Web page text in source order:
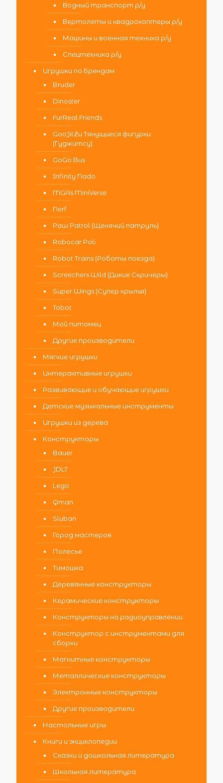
Водный транспорт р/у
Вертолеты и квадрокоптеры р/у
Машины и военная техника р/у
Спецтехника р/у
Игрушки по Брендам
Bruder
Dinoster
FurReal Friends
GooJitZu Тянущиеся фигурки
(Гуджитсу)
GoGo Bus
Infinity Nado
MGAs MiniVerse
Nerf
Paw Patrol (Щенячий патруль)
Robocar Poli
Robot Trains (Роботы поезда)
Screechers Wild (Дикие Скричеры)
Super Wings (Супер крылья)
Tobot
Мой питомец
Другие производители
Мягкие игрушки
Интерактивные игрушки
Развивающие и обучающие игрушки
Детские музыкальные инструменты
Игрушки из дерева
Конструкторы
Bauer
JDLT
Lego
Qman
Sluban
Город мастеров
Полесье
Тимошка
Деревянные конструкторы
Керамические конструкторы
Конструкторы на радиоуправлении
Конструктор с инструментами для
сборки
Магнитные конструкторы
Металлические конструкторы
Электронные конструкторы
Другие производители
Настольные игры
Книги и энциклопедии
Сказки и дошкольная литература
Школьная литература